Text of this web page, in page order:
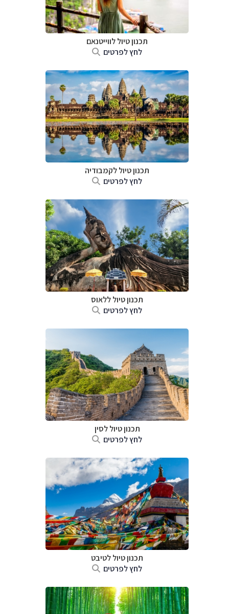
תכנון טיול לווייטנאם
לחץ לפרטים
תכנון טיוללקמבודיה
לחץ לפרטים
תכנון טיולללאוס
לחץ לפרטים
תכנון טיוללסין
לחץ לפרטים
תכנון טיוללטיבט
לחץ לפרטים